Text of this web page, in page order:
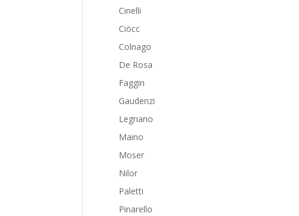
Cinelli
Ciöcc
Colnago
De Rosa
Faggin
Gaudenzi
Legnano
Maino
Moser
Nilor
Paletti
Pinarello